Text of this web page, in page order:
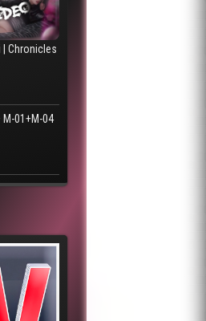
| Chronicles
01+M-04